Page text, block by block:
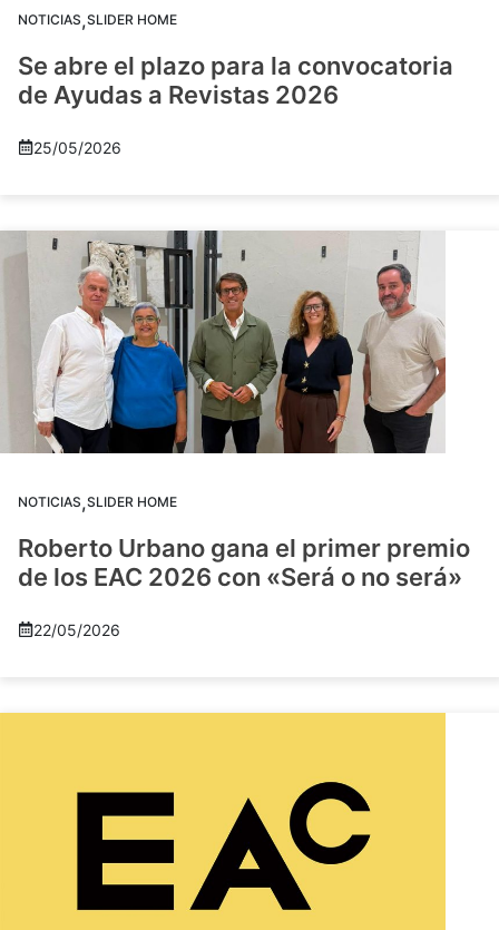
NOTICIAS,SLIDER HOME
Se abre el plazo para la convocatoria
de Ayudas a Revistas 2026
25/05/2026
NOTICIAS,SLIDER HOME
Roberto Urbano gana el primer premio
de los EAC 2026 con «Será o no será»
22/05/2026